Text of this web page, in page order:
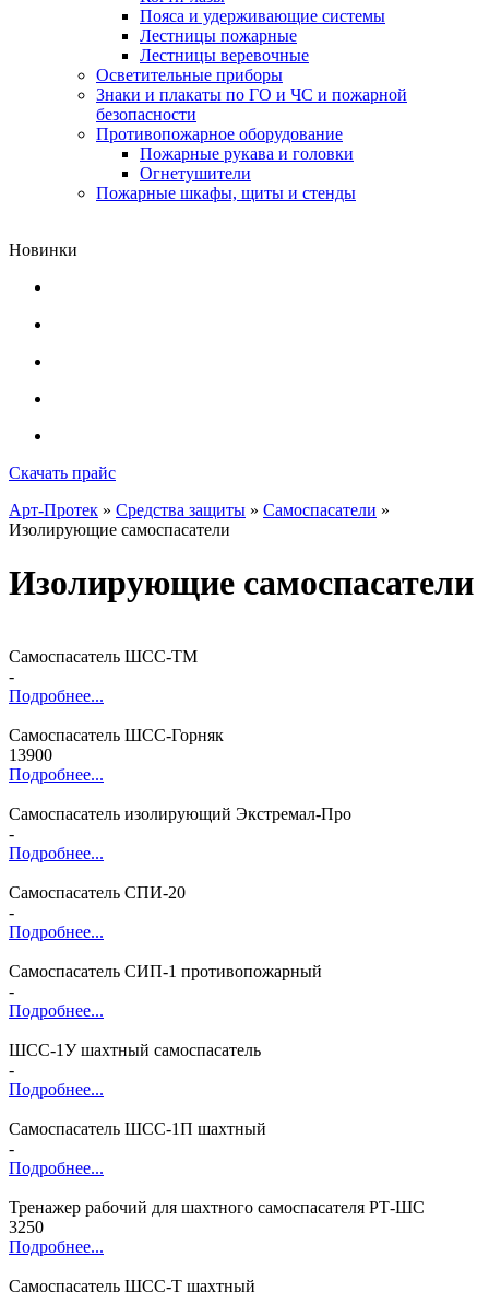
Пояса и удерживающие системы
Лестницы пожарные
Лестницы веревочные
Осветительные приборы
Знаки и плакаты по ГО и ЧС и пожарной
безопасности
Противопожарное оборудование
Пожарные рукава и головки
Огнетушители
Пожарные шкафы, щиты и стенды
Новинки
Скачать прайс
Арт-Протек » Средства защиты » Самоспасатели »
Изолирующие самоспасатели
Изолирующие самоспасатели
Самоспасатель ШСС-ТМ
-
Подробнее...
Самоспасатель ШСС-Горняк
13900
Подробнее...
Самоспасатель изолирующий Экстремал-Про
-
Подробнее...
Самоспасатель СПИ-20
-
Подробнее...
Самоспасатель СИП-1 противопожарный
-
Подробнее...
ШСС-1У шахтный самоспасатель
-
Подробнее...
Самоспасатель ШСС-1П шахтный
-
Подробнее...
Тренажер рабочий для шахтного самоспасателя РТ-ШС
3250
Подробнее...
Самоспасатель ШСС-Т шахтный